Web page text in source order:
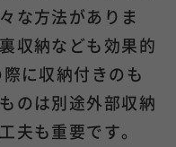
な方法がありま
収納なども効果的
に収納付きのも
のは別途外部収納
夫も重要です。